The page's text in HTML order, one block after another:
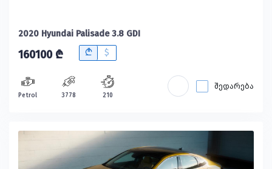
2020 Hyundai Palisade 3.8 GDI
160100 ₾ B $
Petrol 3778 210
შედარება